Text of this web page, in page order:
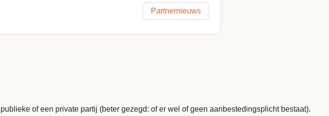
Partnernieuws
of een private partij (beter gezegd: of er wel of geen aanbestedingsplicht bestaat).